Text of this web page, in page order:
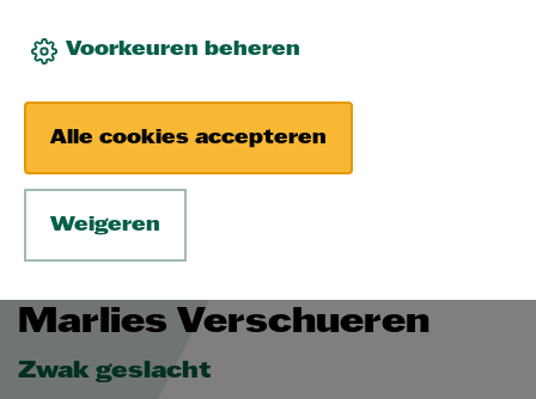
VR 15 JAN 2027
Marlies Verschueren
Zwak geslacht
Voorkeuren beheren
Alle cookies accepteren
Weigeren